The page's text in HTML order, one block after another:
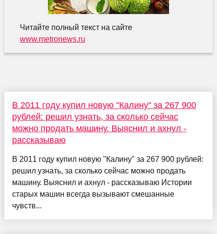
Читайте полный текст на сайте
www.metronews.ru
В 2011 году купил новую "Калину" за 267 900
рублей: решил узнать, за сколько сейчас
можно продать машину. Выяснил и ахнул -
рассказываю
В 2011 году купил новую "Калину" за 267 900 рублей:
решил узнать, за сколько сейчас можно продать
машину. Выяснил и ахнул - рассказываю Истории
старых машин всегда вызывают смешанные
чувств...